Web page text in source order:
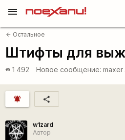
menu
arrow_back Остальное
Штифты для
visibility 1 492 Новое сообщение: maxer
notifications_active share
w1zard
Автор